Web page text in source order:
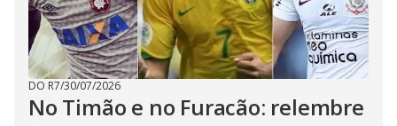
DO R7/30/07/2026
No Timão e no Furacão: relembre